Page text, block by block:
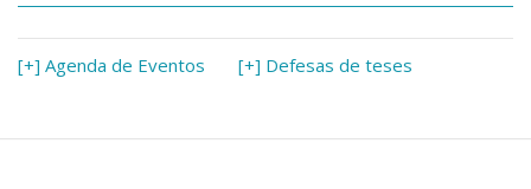
[+] Agenda de Eventos [+] Defesas de teses